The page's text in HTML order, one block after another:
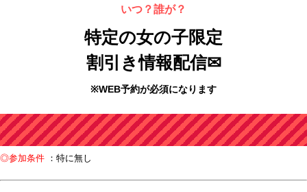
いつ？誰が？
特定の女の子限定
割引き情報配信✉
※WEB予約が必須になります
◎参加条件 ：特に無し